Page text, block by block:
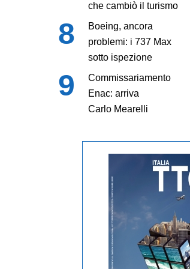
che cambiò il turismo
Boeing, ancora
problemi: i 737 Max
sotto ispezione
Commissariamento
Enac: arriva
Carlo Mearelli